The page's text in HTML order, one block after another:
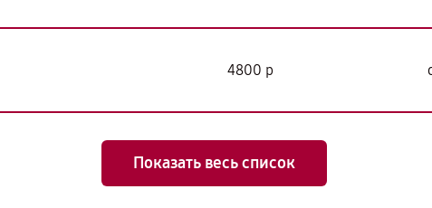
4800 р
Показать весь список